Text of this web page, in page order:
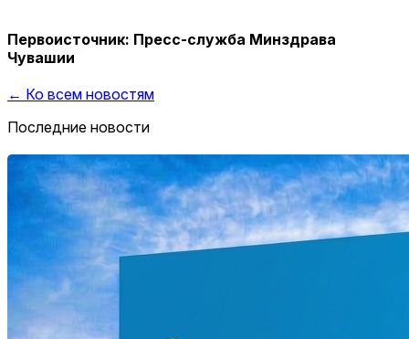
Первоисточник: Пресс-служба Минздрава
Чувашии
← Ко всем новостям
Последние новости